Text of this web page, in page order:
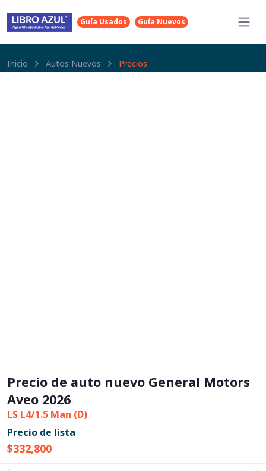
Guía Usados Guía Nuevos
Inicio Autos Nuevos Precios
Precio de auto nuevo General Motors
Aveo 2026
LS L4/1.5 Man (D)
Precio de lista
$332,800